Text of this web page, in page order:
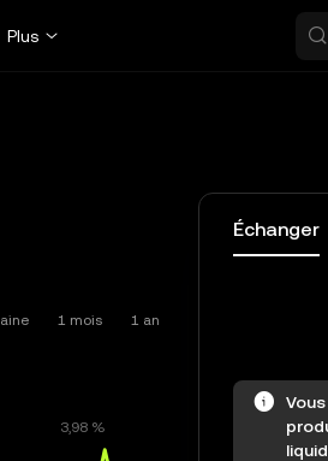
Plus
1 mois 1 an
Échanger